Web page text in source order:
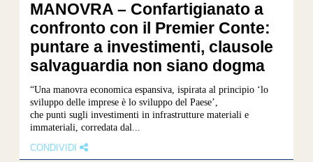
MANOVRA – Confartigianato a
confronto con il Premier Conte:
puntare a investimenti, clausole
salvaguardia non siano dogma
“Una manovra economica espansiva, ispirata al principio ‘lo
sviluppo delle imprese è lo sviluppo del Paese’,
che punti sugli investimenti in infrastrutture materiali e
immateriali, corredata dal...
CONDIVIDI